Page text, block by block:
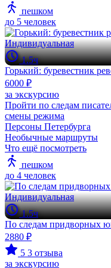
пешком
до 5 человек
Индивидуальная
1.5ч
Горький: буревестник
6000 ₽
за экскурсию
Пройти по следам
смены режима
Персоны Петербурга
Необычные маршруты
Что ещё посмотреть
пешком
до 4 человек
Индивидуальная
1.5ч
По следам придворных
2880 ₽
5 3 отзыва
за экскурсию